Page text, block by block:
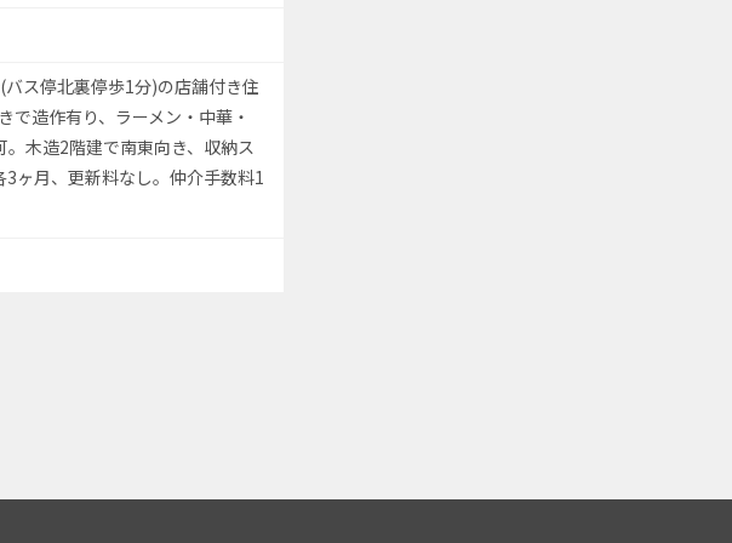
ス停北裏停歩1分)の店舗付き住
造作有り、ラーメン・中華・
木造2階建で南東向き、収納ス
ヶ月、更新料なし。仲介手数料1